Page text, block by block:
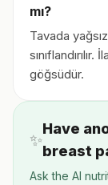
mı?
Tavada
göğsüdür.
✨
Have
breast
Ask the AI